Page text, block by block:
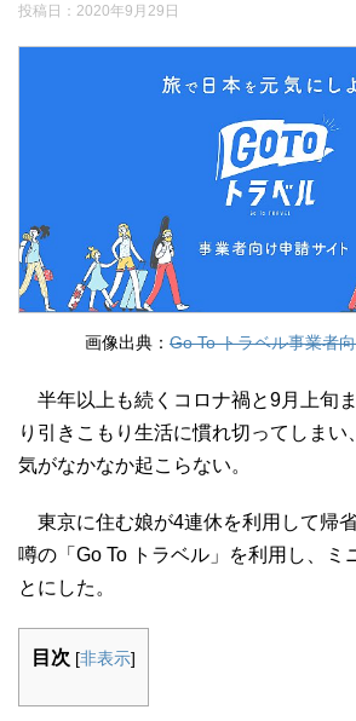
投稿日： 2020年9月29日
画像出典： Go To トラベル事業者
半年以上も続くコロナ禍と9月上旬
り引きこもり生活に慣れ切ってしまい
気がなかなか起こらない。
東京に住む娘が4連休を利用して帰省
噂の「Go To トラベル」を利用し、ミ
とにした。
目次 [非表示]